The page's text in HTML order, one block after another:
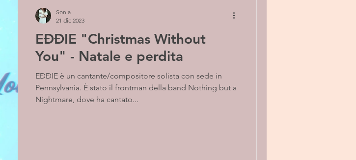
EĐĐIE "Christmas Without
You" - Natale e perdita
EĐĐIE è un cantante/compositore solista con sede in
Pennsylvania. È stato il frontman della band Nothing but a
Nightmare, dove ha cantato...
Sonia
21 dic 2023